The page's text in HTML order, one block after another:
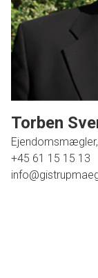
også carporten med
indrettes værksted, så
Indendørs råder
køkken, en stue og
Takket være
indbydende
Torben
+45 61 15 15 13